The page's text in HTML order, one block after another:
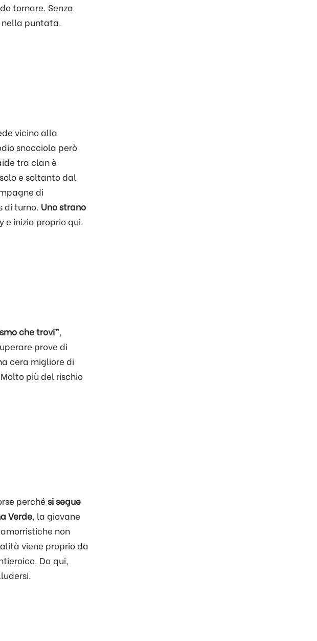
tornare. Senza
puntata.
vicino alla
snocciola però
tra clan è
e soltanto dal
di
di turno. Uno strano
e inizia proprio qui.
che trovi”,
prove di
cera migliore di
più del rischio
perché si segue
Verde, la giovane
non
viene proprio da
Da qui,